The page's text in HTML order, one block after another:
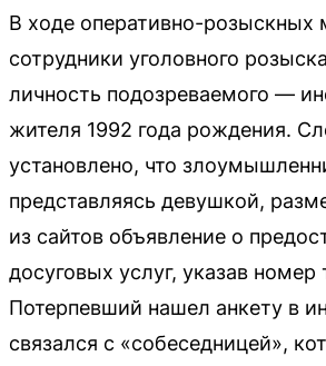
В ходе оперативно-розыскных
сотрудники уголовного
личность подозреваемого —
жителя 1992 года рождения.
установлено, что
представляясь девушкой,
из сайтов объявление о
досуговых услуг, указав номер
Потерпевший нашел анкету в
связался с «собеседницей»,